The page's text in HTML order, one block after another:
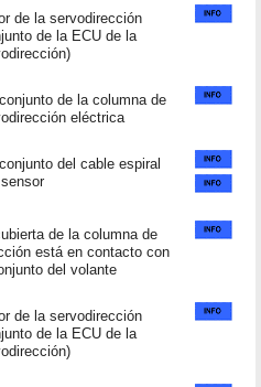
de la servodirección
de la ECU de la
de la columna de
eléctrica
del cable espiral
de la columna de
está en contacto con
del volante
de la servodirección
de la ECU de la